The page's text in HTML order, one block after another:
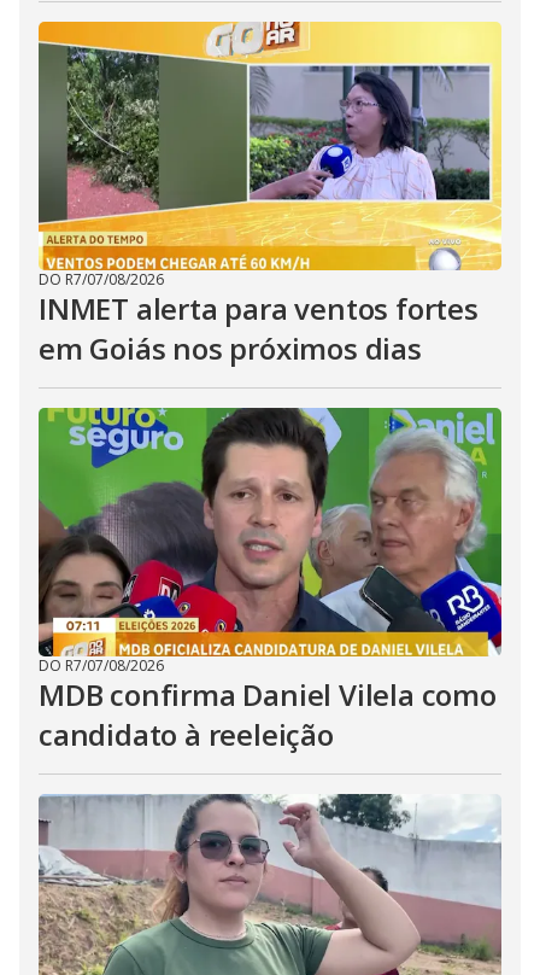
DO R7/07/08/2026
INMET alerta para ventos fortes
em Goiás nos próximos dias
DO R7/07/08/2026
MDB confirma Daniel Vilela como
candidato à reeleição